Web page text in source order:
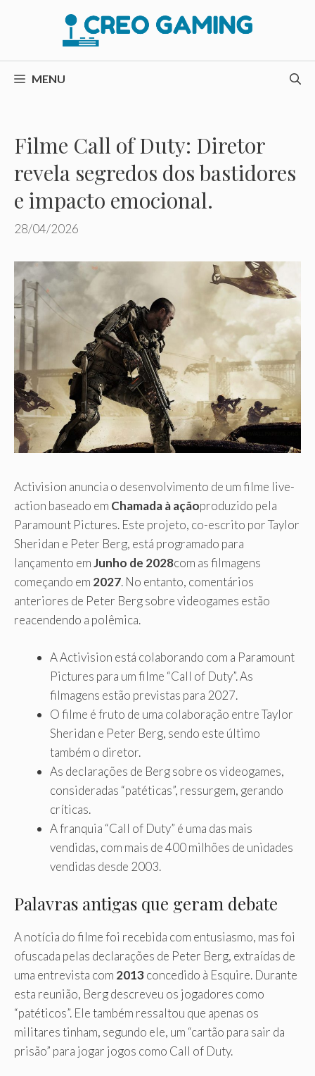
conteúdo
MENU
Filme Call of Duty: Diretor
revela segredos dos bastidores
e impacto emocional.
28/04/2026
Activision anuncia o desenvolvimento de um filme live-
action baseado em Chamada à açãoproduzido pela
Paramount Pictures. Este projeto, co-escrito por Taylor
Sheridan e Peter Berg, está programado para
lançamento emJunho de 2028com as filmagens
começando em 2027. No entanto, comentários
anteriores de Peter Berg sobre videogames estão
reacendendo a polêmica.
A Activision está colaborando com a Paramount
Pictures para um filme “Call of Duty”. As
filmagens estão previstas para 2027.
O filme é fruto de uma colaboração entre Taylor
Sheridan e Peter Berg, sendo este último
também o diretor.
As declarações de Berg sobre os videogames,
consideradas “patéticas”, ressurgem, gerando
críticas.
A franquia “Call of Duty” é uma das mais
vendidas, com mais de 400 milhões de unidades
vendidas desde 2003.
Palavras antigas que geram debate
A notícia do filme foi recebida com entusiasmo, mas foi
ofuscada pelas declarações de Peter Berg, extraídas de
uma entrevista com 2013concedido à Esquire. Durante
esta reunião, Berg descreveu os jogadores como
“patéticos”. Ele também ressaltou que apenas os
militares tinham, segundo ele, um “cartão para sair da
prisão” para jogar jogos como Call of Duty.